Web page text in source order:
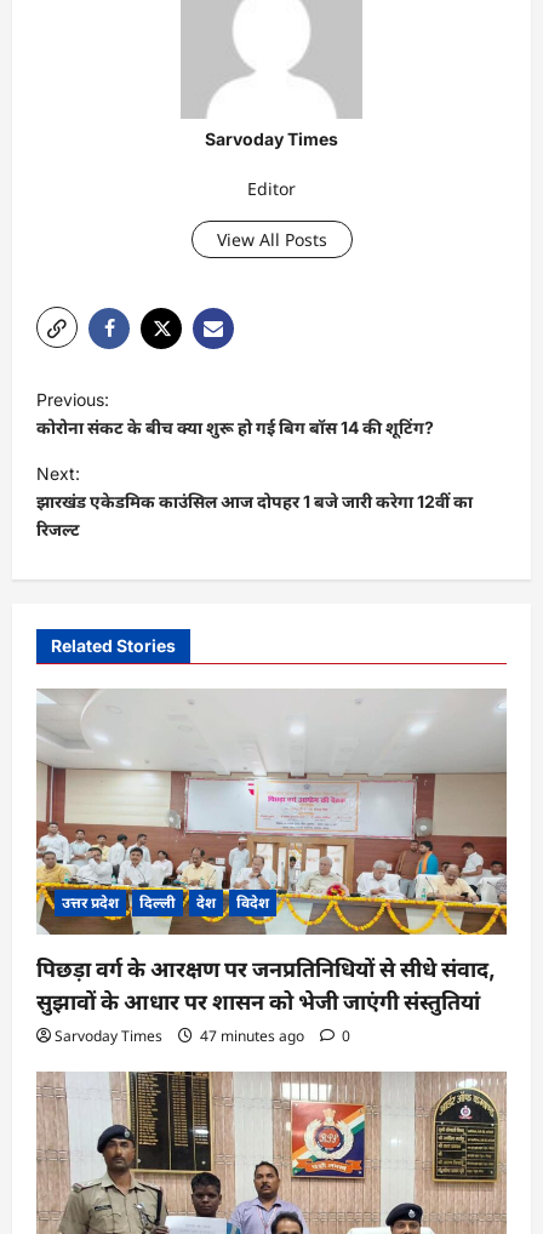
Sarvoday Times
Editor
View All Posts
o
s
t
n
a
g
a
t
o
n
Previous:
कोरोना संकट के बीच क्या शुरू हो गई बिग बॉस 14 की शूटिंग?
Next:
झारखंड एकेडमिक काउंसिल आज दोपहर 1 बजे जारी करेगा 12वीं का
रिजल्ट
Related Stories
उत्तर प्रदेश दिल्ली देश विदेश
पिछड़ा वर्ग के आरक्षण पर जनप्रतिनिधियों से सीधे संवाद,
सुझावों के आधार पर शासन को भेजी जाएंगी संस्तुतियां
Sarvoday Times 47 minutes ago 0